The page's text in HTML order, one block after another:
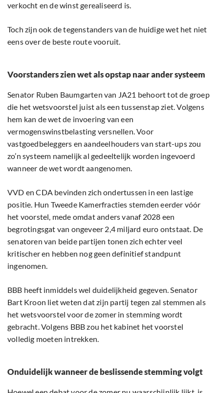
verkocht en de winst gerealiseerd is.
Toch zijn ook de tegenstanders van de huidige wet het niet
eens over de beste route vooruit.
Voorstanders zien wet als opstap naar ander systeem
Senator Ruben Baumgarten van JA21 behoort tot de groep
die het wetsvoorstel juist als een tussenstap ziet. Volgens
hem kan de wet de invoering van een
vermogenswinstbelasting versnellen. Voor
vastgoedbeleggers en aandeelhouders van start-ups zou
zo’n systeem namelijk al gedeeltelijk worden ingevoerd
wanneer de wet wordt aangenomen.
VVD en CDA bevinden zich ondertussen in een lastige
positie. Hun Tweede Kamerfracties stemden eerder vóór
het voorstel, mede omdat anders vanaf 2028 een
begrotingsgat van ongeveer 2,4 miljard euro ontstaat. De
senatoren van beide partijen tonen zich echter veel
kritischer en hebben nog geen definitief standpunt
ingenomen.
BBB heeft inmiddels wel duidelijkheid gegeven. Senator
Bart Kroon liet weten dat zijn partij tegen zal stemmen als
het wetsvoorstel voor de zomer in stemming wordt
gebracht. Volgens BBB zou het kabinet het voorstel
volledig moeten intrekken.
Onduidelijk wanneer de beslissende stemming volgt